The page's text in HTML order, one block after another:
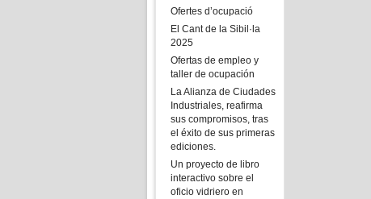
Ofertes d’ocupació
El Cant de la Sibil·la
2025
Ofertas de empleo y
taller de ocupación
La Alianza de Ciudades
Industriales, reafirma
sus compromisos, tras
el éxito de sus primeras
ediciones.
Un proyecto de libro
interactivo sobre el
oficio vidriero en